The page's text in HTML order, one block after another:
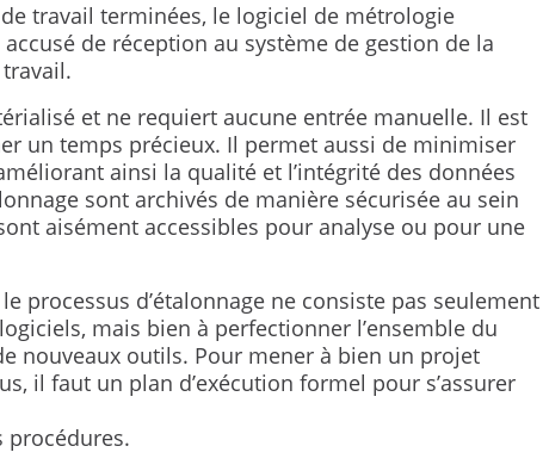
travail terminées, le logiciel de métrologie
de réception au système de gestion de la
et ne requiert aucune entrée manuelle. Il est
un temps précieux. Il permet aussi de minimiser
ainsi la qualité et l’intégrité des données
sont archivés de manière sécurisée au sein
aisément accessibles pour analyse ou pour une
processus d’étalonnage ne consiste pas seulement
mais bien à perfectionner l’ensemble du
nouveaux outils. Pour mener à bien un projet
il faut un plan d’exécution formel pour s’assurer
procédures.